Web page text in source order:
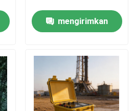
mengirimkan